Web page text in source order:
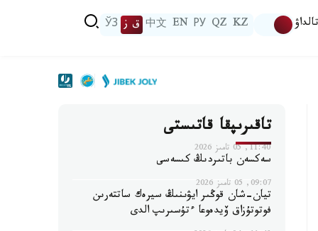
تالداۋ KZ
QZ
РУ
EN
中文 ق ز ЎЗ
تاقىرىپقا قاتىستى
11:40, 05 تامىز 2026
سەكسەن باتىردىڭ كىسەسى
09:07, 05 تامىز 2026
تيان-شان قوڭىر ايۋىنىڭ سيرەك ساتتەرىن
فوتوتۇزاق ۆيدەوعا ءتۇسىرىپ الدى